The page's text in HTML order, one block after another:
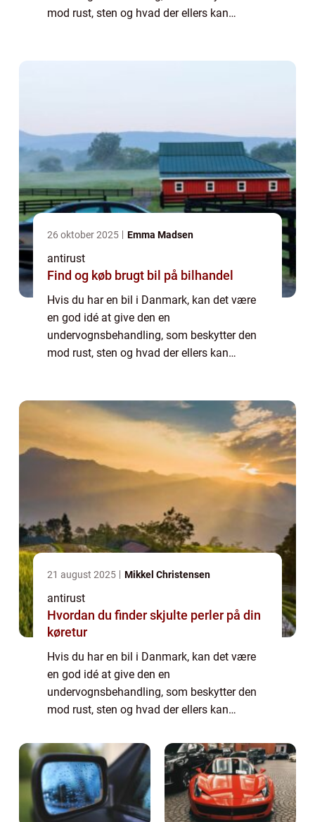
mod rust, sten og hvad der ellers kan
26 oktober 2025 Emma Madsen
antirust
Find og køb brugt bil på bilhandel
Hvis du har en bil i Danmark, kan det være
en god idé at give den en
undervognsbehandling, som beskytter den
mod rust, sten og hvad der ellers kan
Undervognsbeha...
21 august 2025 Mikkel Christensen
antirust
Hvordan du finder skjulte perler på din
køretur
Hvis du har en bil i Danmark, kan det være
en god idé at give den en
undervognsbehandling, som beskytter den
mod rust, sten og hvad der ellers kan
en billig måde at beskytte sin bil i mange år.
Undervognsbeha...